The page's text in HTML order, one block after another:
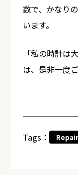
数で、かなり
います。
「私の時計は
は、是非一度
Tags：